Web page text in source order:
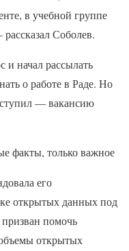
в учебной группе
Соболев.
и начал рассылать
о работе в Раде. Но
— вакансию
факты, только важное
его
открытых данных под
помочь
открытых